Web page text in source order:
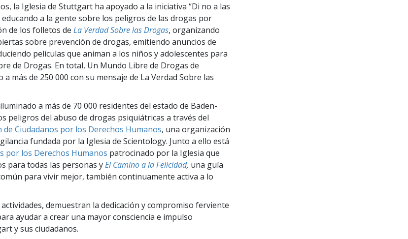
la Iglesia de Stuttgart ha apoyado a la iniciativa “Di no a las
educando a la gente sobre los peligros de las drogas por
de los folletos de La Verdad Sobre las Drogas, organizando
sobre prevención de drogas, emitiendo anuncios de
películas que animan a los niños y adolescentes para
de Drogas. En total, Un Mundo Libre de Drogas de
más de 250 000 con su mensaje de La Verdad Sobre las
a más de 70 000 residentes del estado de Baden-
peligros del abuso de drogas psiquiátricas a través del
de Ciudadanos por los Derechos Humanos, una organización
fundada por la Iglesia de Scientology. Junto a ello está
por los Derechos Humanos patrocinado por la Iglesia que
para todas las personas yEl Camino a la Felicidad, una guía
para vivir mejor, también continuamente activa a lo
actividades, demuestran la dedicación y compromiso ferviente
ayudar a crear una mayor consciencia e impulso
y sus ciudadanos.